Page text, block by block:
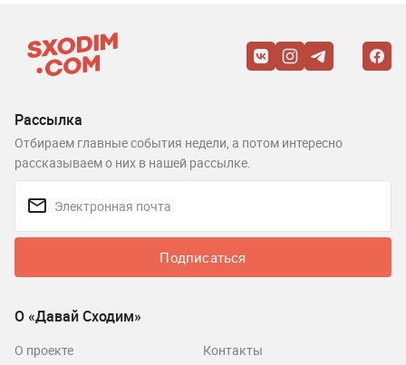
Рассылка
Отбираем главные события недели, а потом интересно
рассказываем о них в нашей рассылке.
Подписаться
О «Давай Сходим»
О проекте Контакты